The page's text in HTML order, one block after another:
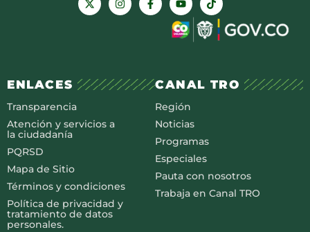
ENLACES
Transparencia
Atención y servicios a
la ciudadanía
PQRSD
Mapa de Sitio
Términos y condiciones
Política de privacidad y
tratamiento de datos
personales.
CANAL TRO
Región
Noticias
Programas
Especiales
Pauta con nosotros
Trabaja en Canal TRO